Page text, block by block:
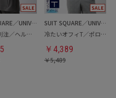
SUIT SQUARE／UNIVERSAL LANGUAGE
YAK PAK別注／ヘルメットバッグ
SUIT SQUARE／UNIVERSAL LANGUAGE
冷たいオフィT／ポロシャツ
￥ 4,389
￥5,489